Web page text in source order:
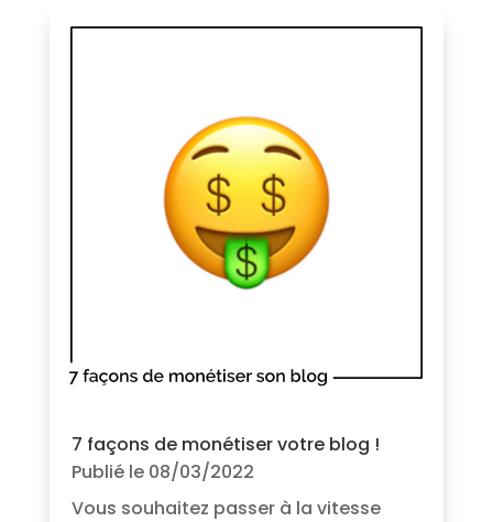
7 façons de monétiser votre blog !
Publié le 08/03/2022
Vous souhaitez passer à la vitesse